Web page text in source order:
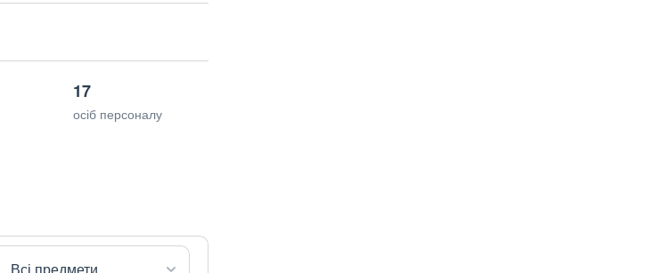
17
осіб персоналу